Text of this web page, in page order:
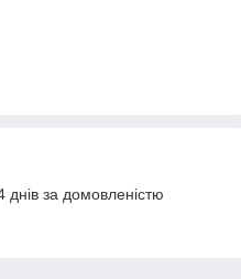
за домовленістю